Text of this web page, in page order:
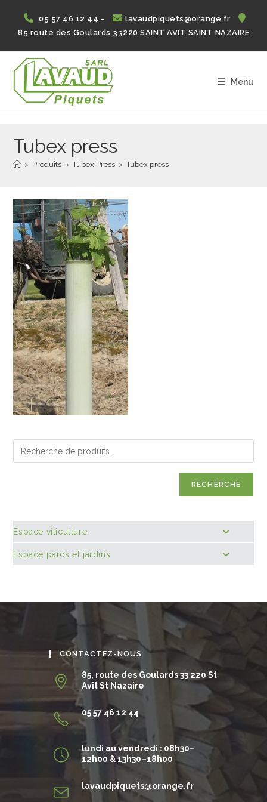
content
05 57 46 12 44 -
lavaudpiquets@orange.fr
85 route des Goulards 33220 SAINT AVIT SAINT NAZAIRE
Menu
Tubex press
> Produits > Tubex Press > Tubex press
RECHERCHE
Espace viticulture
Espace parcs et jardins
CONTACTEZ-NOUS
85, route des Goulards 33 220 St
Avit St Nazaire
05 57 46 12 44
lundi au vendredi : 08h30–
12h00 & 13h30–18h00
lavaudpiquets@orange.frS’ouvre
dans